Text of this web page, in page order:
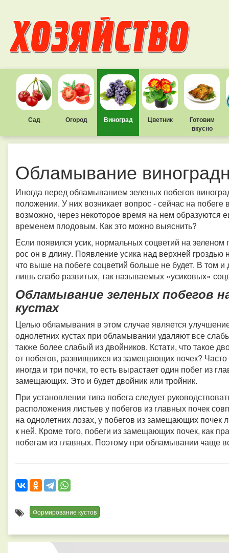
Сад Огород Виноград Цветник
Готовим
вкусно
Обламывание
Иногда перед обламыванием зеленых побегов
положении. У них возникает вопрос - сейчас на
возможно, через некоторое время на нем образуются
временем плодовым. Как это можно выяснить?
Если появился усик, нормальных соцветий на зеленом
рос он в длину. Появление усика над верхней гроздью
что выше на побеге соцветий больше не будет. В том
лишь слабо развитых, так называемых «усиковых»
Обламывание зеленых побегов
кустах
Целью обламывания в этом случае является
однолетних кустах при обламывании удаляют все
также более слабый из двойников. Кстати, что такое
от побегов, развившихся из замещающих почек?
иногда и три почки, то есть вырастает один побег из
замещающих. Это и будет двойник или тройник.
При установлении типа побега следует
расположения листьев у побегов из главных почек
на однолетних лозах, у побегов из замещающих почек
к ней. Кроме того, побеги из замещающих почек, как
побегам из главных. Поэтому при обламывании чаще
Формирование кустов